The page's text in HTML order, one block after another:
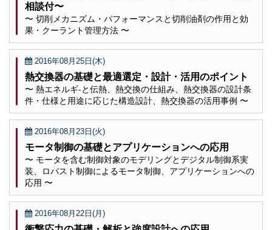
相談付〜
〜 切削メカニズム・パフォーマンスと切削油剤の作用と効
果・クーラント管理方法 〜
2016年08月25日(木)
熱交換器の基礎と最適選定・設計・活用のポイント
〜 熱エネルギ-と伝熱、熱交換の仕組み、熱交換器の設計条
件・仕様と用途に応じた構造設計、熱交換器の活用事例 〜
2016年08月23日(火)
モータ制御の基礎とアプリケーションへの応用
〜 モータを含む制御対象のモデリングとデジタル制御系実
装、ロバスト制御によるモータ制御、アプリケーションへの
応用 〜
2016年08月22日(月)